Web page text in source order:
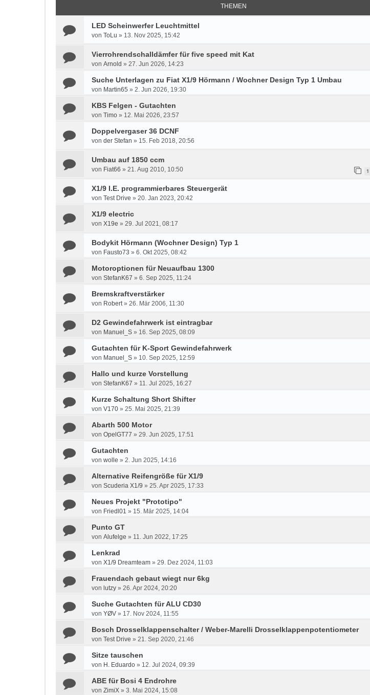
THEMEN
LED Scheinwerfer Leuchtmittel
von ToLu » 13. Nov 2025, 15:42
Vierrohrendschalldämfer für five speed mit Kat
von Arnold » 27. Jun 2026, 14:23
Suche Unterlagen zu Fiat X1/9 Hörmann / Wochner Design Typ 1 Umbau
von Martin65 » 2. Jun 2026, 19:30
KBS Felgen - Gutachten
von Timo » 12. Mai 2026, 23:57
Doppelvergaser 36 DCNF
von der Stefan » 15. Feb 2018, 20:56
Umbau auf 1850 ccm
von Fiat66 » 21. Aug 2010, 10:50 1
X1/9 I.E. programmierbares Steuergerät
von Test Drive » 20. Jan 2023, 20:42
X1/9 electric
von X19e » 29. Jul 2021, 08:17
Bodykit Hörmann (Wochner Design) Typ 1
von Fausto73 » 6. Okt 2025, 08:42
Motoroptionen für Neuaufbau 1300
von StefanK67 » 6. Sep 2025, 11:24
Bremskraftverstärker
von Robert» 26. Mär 2006, 11:30
D2 Gewindefahrwerk ist eintragbar
von Manuel_S » 16. Sep 2025, 08:09
Gutachten für K-Sport Gewindefahrwerk
von Manuel_S » 10. Sep 2025, 12:59
Hallo und kurze Vorstellung
von StefanK67 » 11. Jul 2025, 16:27
Kurze Schaltung Short Shifter
von V170 » 25. Mai 2025, 21:39
Abarth 500 Motor
von OpelGT77 » 29. Jun 2025, 17:51
Gutachten
von wolle » 2. Jun 2025, 14:16
Alternative Reifengröße für X1/9
von Scuderia X1/9 » 25. Apr 2025, 17:33
Neues Projekt "Prototipo"
von Friedl01 » 15. Mär 2025, 14:04
Punto GT
von Alufelge » 11. Jun 2022, 17:25
Lenkrad
von X1/9 Dreamteam » 29. Dez 2024, 11:03
Frauendach gebaut wiegt nur 6kg
von lutzy » 26. Apr 2024, 20:20
Suche Gutachten für ALU CD30
von YØV » 17. Nov 2024, 11:55
Bosch Drosselklappenschalter / Weber-Marelli Drosselklappenpotentiometer
von Test Drive » 21. Sep 2020, 21:46
Sitze tauschen
von H. Eduardo » 12. Jul 2024, 09:39
ABE für Bosi 4 Endrohre
von ZimiX » 3. Mai 2024, 15:08